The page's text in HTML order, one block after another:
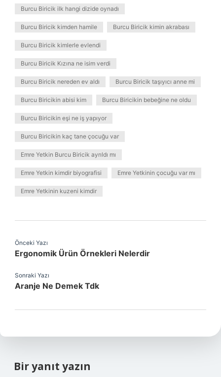
Burcu Biricik ilk hangi dizide oynadı
Burcu Biricik kimden hamile Burcu Biricik kimin akrabası
Burcu Biricik kimlerle evlendi
Burcu Biricik Kızına ne isim verdi
Burcu Biricik nereden ev aldı Burcu Biricik taşıyıcı anne mi
Burcu Biricikin abisi kim Burcu Biricikin bebeğine ne oldu
Burcu Biricikin eşi ne iş yapıyor
Burcu Biricikin kaç tane çocuğu var
Emre Yetkin Burcu Biricik ayrıldı mı
Emre Yetkin kimdir biyografisi Emre Yetkinin çocuğu var mı
Emre Yetkinin kuzeni kimdir
Önceki Yazı
Ergonomik Ürün Örnekleri Nelerdir
Sonraki Yazı
Aranje Ne Demek Tdk
Bir yanıt yazın